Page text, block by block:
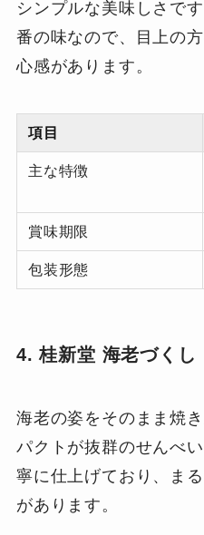
シンプルな美味しさで
番の味なので、目上の
心感があります。
項目
主な特徴
賞味期限
包装形態
4. 桂新堂 海老づくし
海老の姿をそのまま焼
パクトが抜群のせんべ
寧に仕上げており、ま
があります。